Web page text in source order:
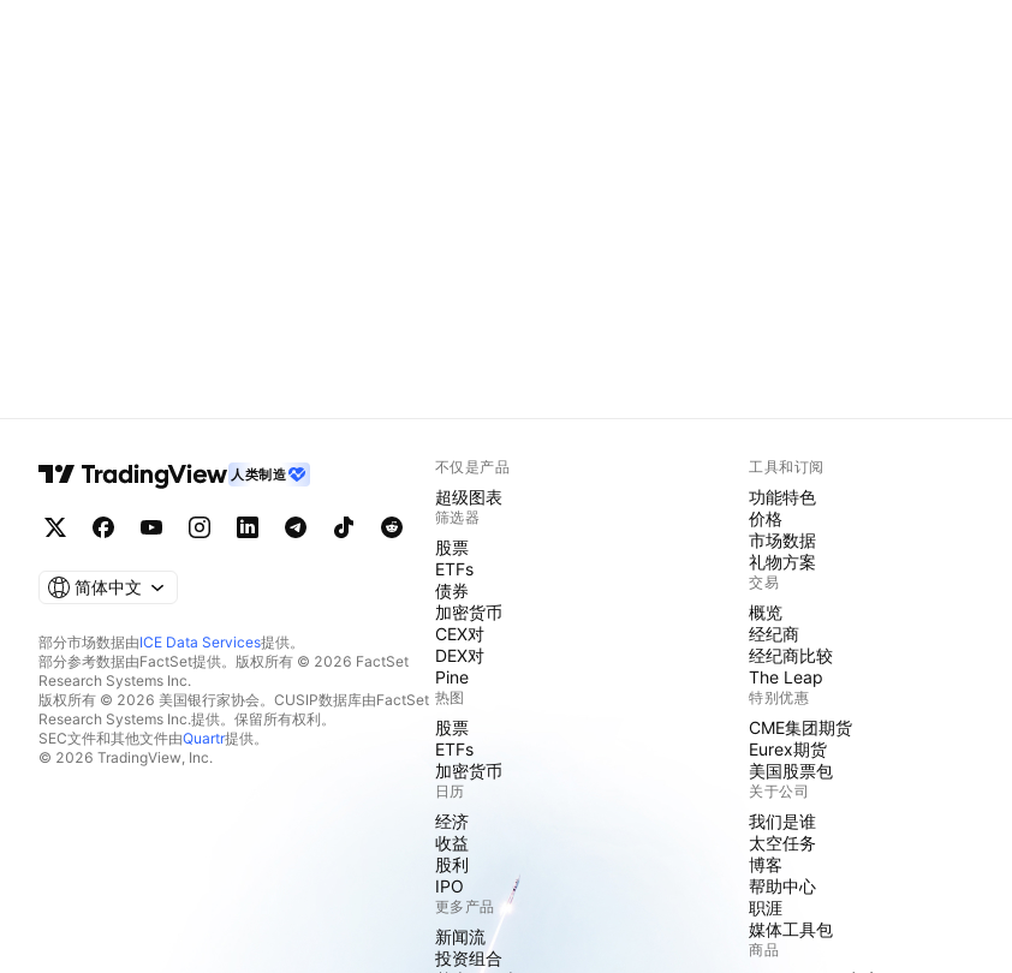
人类制造
简体中文
部分市场数据由ICE Data Services提供。
部分参考数据由FactSet提供。版权所有 © 2026 FactSet
Research Systems Inc.
版权所有 © 2026 美国银行家协会。CUSIP数据库由FactSet
Research Systems Inc.提供。保留所有权利。
SEC文件和其他文件由Quartr提供。
© 2026 TradingView, Inc.
不仅是产品
超级图表
筛选器
股票
ETFs
债券
加密货币
CEX对
DEX对
Pine
热图
股票
ETFs
加密货币
日历
经济
收益
股利
IPO
更多产品
新闻流
投资组合
工具和订阅
功能特色
价格
市场数据
礼物方案
交易
概览
经纪商
经纪商比较
The Leap
特别优惠
CME集团期货
Eurex期货
美国股票包
关于公司
我们是谁
太空任务
博客
帮助中心
职涯
媒体工具包
商品